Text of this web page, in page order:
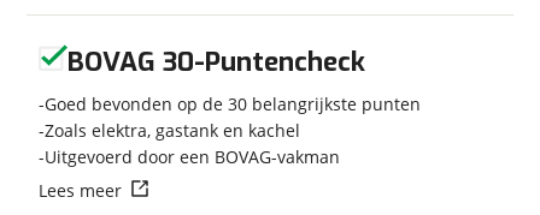
Carrosserievorm
Busmodel
Soort voertuig
Camper
Techniek
BOVAG 30-Puntencheck
Goed bevonden op de 30 belangrijkste punten
Zoals elektra, gastank en kachel
Uitgevoerd door een BOVAG-vakman
Lees meer